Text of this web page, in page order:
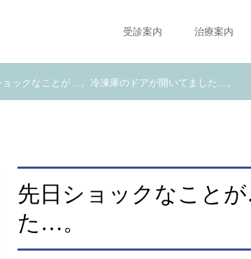
受診案内 治療案内
ョックなことが…。冷凍庫のドアが開いてました…。
先日ショックなこと
た…。